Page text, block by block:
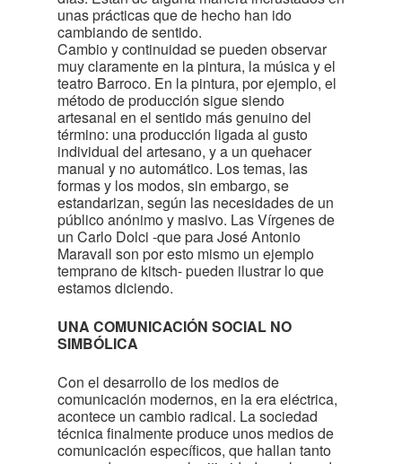
unas prácticas que de hecho han ido
cambiando de sentido.
Cambio y continuidad se pueden observar
muy claramente en la pintura, la música y el
teatro Barroco. En la pintura, por ejemplo, el
método de producción sigue siendo
artesanal en el sentido más genuino del
término: una producción ligada al gusto
individual del artesano, y a un quehacer
manual y no automático. Los temas, las
formas y los modos, sin embargo, se
estandarizan, según las necesidades de un
público anónimo y masivo. Las Vírgenes de
un Carlo Dolci -que para José Antonio
Maravall son por esto mismo un ejemplo
temprano de kitsch- pueden ilustrar lo que
estamos diciendo.
UNA COMUNICACIÓN SOCIAL NO
SIMBÓLICA
Con el desarrollo de los medios de
comunicación modernos, en la era eléctrica,
acontece un cambio radical. La sociedad
técnica finalmente produce unos medios de
comunicación específicos, que hallan tanto